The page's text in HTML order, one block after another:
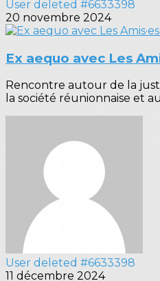
User deleted #6633398
20 novembre 2024
Ex aequo avec Les
Rencontre autour de la
la société réunionnaise et
User deleted #6633398
11 décembre 2024